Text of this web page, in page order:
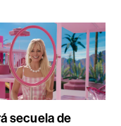
secuela de